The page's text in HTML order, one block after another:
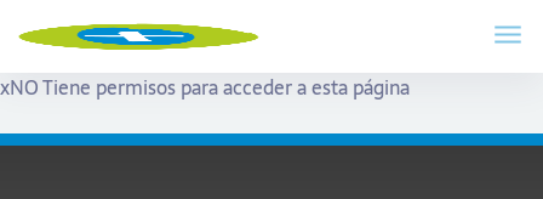
xNO Tiene permisos para acceder a esta página